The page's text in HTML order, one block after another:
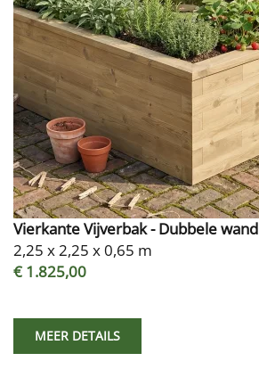
Vierkante Vijverbak - Dubbele wand
2,25 x 2,25 x 0,65 m
€ 1.825,00
MEER DETAILS